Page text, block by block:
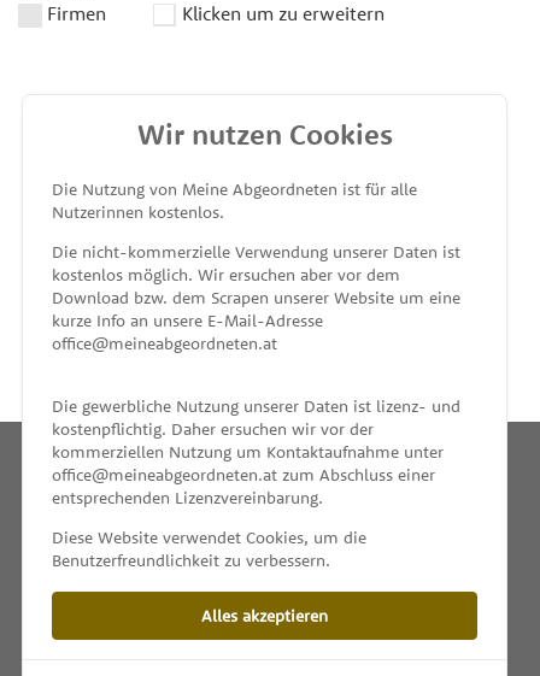
Firmen Klicken um zu erweitern
MEINE ABGEORDNETEN
unterstützt von
IMPRESSUM & KONTAKT
Wir nutzen Cookies
Die Nutzung von Meine Abgeordneten ist für alle
Nutzerinnen kostenlos.
Die nicht-kommerzielle Verwendung unserer Daten ist
kostenlos möglich. Wir ersuchen aber vor dem
Download bzw. dem Scrapen unserer Website um eine
kurze Info an unsere E-Mail-Adresse
office@meineabgeordneten.at
Die gewerbliche Nutzung unserer Daten ist lizenz- und
kostenpflichtig. Daher ersuchen wir vor der
kommerziellen Nutzung um Kontaktaufnahme unter
office@meineabgeordneten.at zum Abschluss einer
entsprechenden Lizenzvereinbarung.
Diese Website verwendet Cookies, um die
Benutzerfreundlichkeit zu verbessern.
Alles akzeptieren